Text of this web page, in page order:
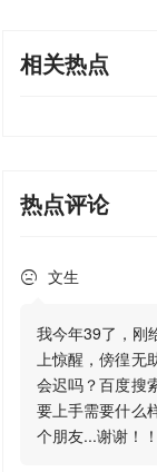
相关热点
热点评论
 文生
我今年39了，刚
上惊醒，傍徨无
会迟吗？百度搜
要上手需要什么
个朋友...谢谢！！